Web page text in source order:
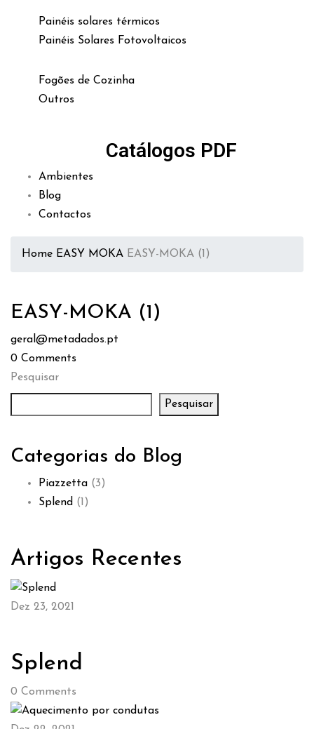
Painéis solares térmicos
Painéis Solares Fotovoltaicos
Fogões de Cozinha
Outros
Catálogos PDF
Ambientes
Blog
Contactos
Home EASY MOKA EASY-MOKA (1)
EASY-MOKA (1)
geral@metadados.pt
0 Comments
Pesquisar
Pesquisar
Categorias do Blog
Piazzetta (3)
Splend (1)
Artigos Recentes
Dez 23, 2021
Splend
0 Comments